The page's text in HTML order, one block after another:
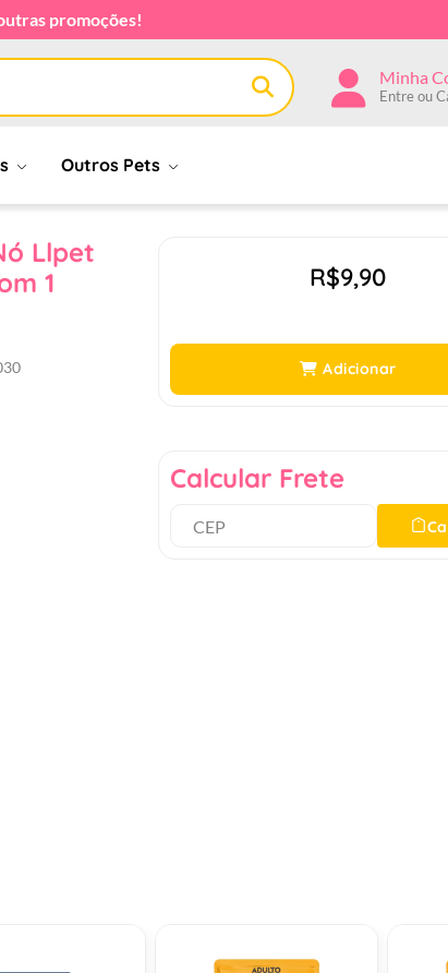
promoções!
Minha
Entre ou
Outros Pets
Llpet
1
R$9,90
Adicionar
Calcular Frete